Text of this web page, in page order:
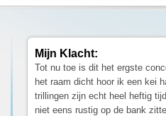
Mijn Klacht:
Tot nu toe is dit het ergste
het raam dicht hoor ik een kei
trillingen zijn echt heel heftig
niet eens rustig op de bank